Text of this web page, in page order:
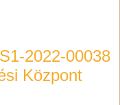
2022-00038
Központ